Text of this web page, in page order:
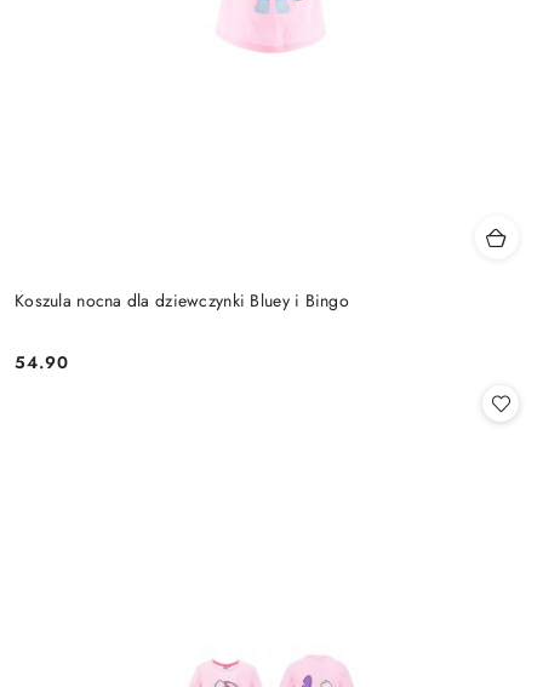
Koszula nocna dla dziewczynki Bluey i Bingo
Cena:
54.90